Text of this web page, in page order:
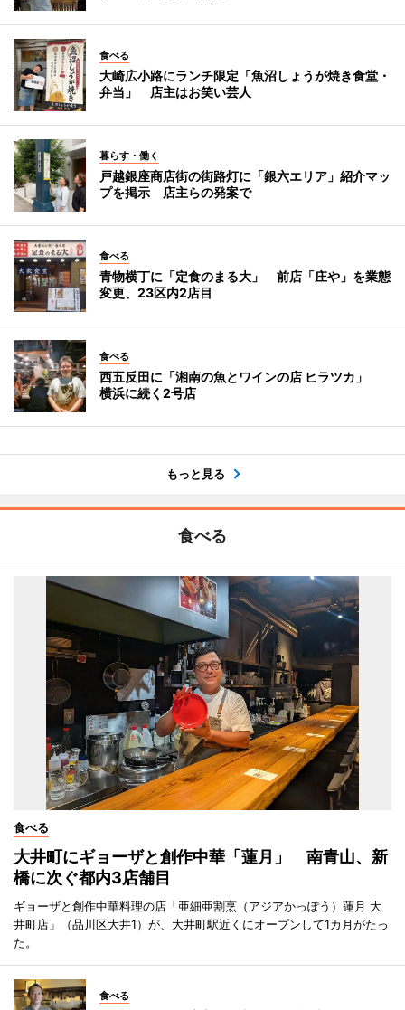
食べる
大崎広小路にランチ限定「魚沼しょうが焼き食堂・
弁当」 店主はお笑い芸人
暮らす・働く
戸越銀座商店街の街路灯に「銀六エリア」紹介マッ
プを掲示 店主らの発案で
食べる
青物横丁に「定食のまる大」 前店「庄や」を業態
変更、23区内2店目
食べる
西五反田に「湘南の魚とワインの店 ヒラツカ」
横浜に続く2号店
もっと見る
食べる
食べる
大井町にギョーザと創作中華「蓮月」 南青山、新
橋に次ぐ都内3店舗目
ギョーザと創作中華料理の店「亜細亜割烹（アジアかっぽう）蓮月 大
井町店」（品川区大井1）が、大井町駅近くにオープンして1カ月がたっ
た。
食べる